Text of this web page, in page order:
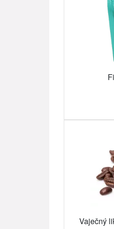
Vaječný